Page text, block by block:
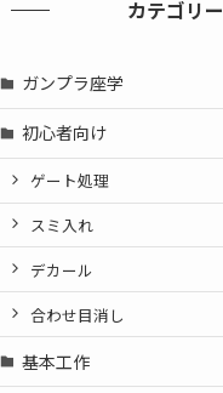
カテゴリー
ガンプラ座学
初心者向け
ゲート処理
スミ入れ
デカール
合わせ目消し
基本工作